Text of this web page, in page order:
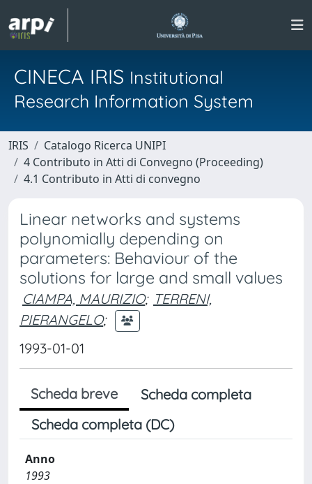
CINECA IRIS Institutional
Research Information System
IRIS
Catalogo Ricerca UNIPI
4 Contributo in Atti di Convegno (Proceeding)
4.1 Contributo in Atti di convegno
Linear networks and systems
polynomially depending on
parameters: Behaviour of the
solutions for large and small values
CIAMPA, MAURIZIO; TERRENI,
PIERANGELO;
1993-01-01
Scheda breve
Scheda completa
Scheda completa (DC)
Anno
1993